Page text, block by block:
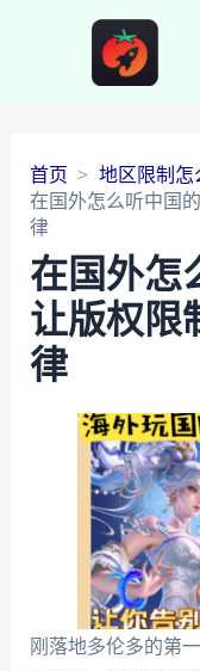
首页
地区限制怎
在国外怎么听中国
律
在国外怎
让版权限
律
刚落地多伦多的第